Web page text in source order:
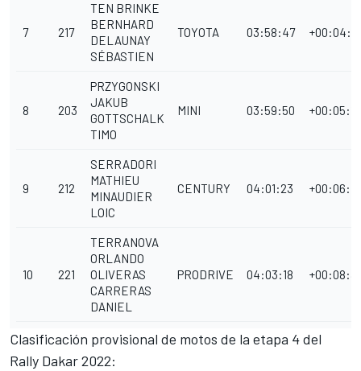
7 217
TEN BRINKE
BERNHARD
DELAUNAY
SÉBASTIEN
TOYOTA 03:58:47
8 203
PRZYGONSKI
JAKUB
GOTTSCHALK
TIMO
MINI 03:59:50 +00:05:10
9 212
SERRADORI
MATHIEU
MINAUDIER
LOIC
CENTURY 04:01:23
10 221
TERRANOVA
ORLANDO
OLIVERAS
CARRERAS
DANIEL
PRODRIVE 04:03:18
Clasificación provisional de motos de la etapa 4 del
Rally Dakar 2022: